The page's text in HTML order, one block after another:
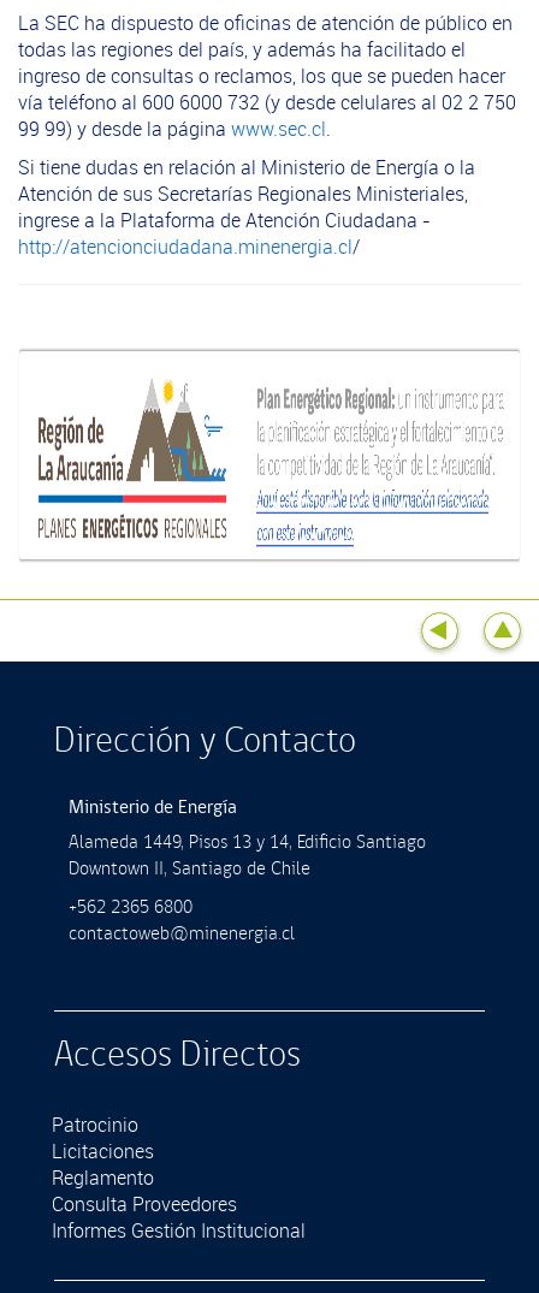
La SEC ha dispuesto de oficinas de atención de público en
todas las regiones del país, y además ha facilitado el
ingreso de consultas o reclamos, los que se pueden hacer
vía teléfono al 600 6000 732 (y desde celulares al 02 2 750
99 99) y desde la página www.sec.cl.
Si tiene dudas en relación al Ministerio de Energía o la
Atención de sus Secretarías Regionales Ministeriales,
ingrese a la Plataforma de Atención Ciudadana -
http://atencionciudadana.minenergia.cl/
Dirección y Contacto
Ministerio de Energía
Alameda 1449, Pisos 13 y 14, Ediﬁcio Santiago
Downtown II, Santiago de Chile
+562 2365 6800
contactoweb@minenergia.cl
Accesos Directos
Patrocinio
Licitaciones
Reglamento
Consulta Proveedores
Informes Gestión Institucional